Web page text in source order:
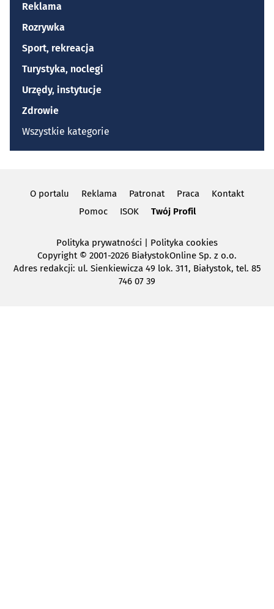
Reklama
Rozrywka
Sport, rekreacja
Turystyka, noclegi
Urzędy, instytucje
Zdrowie
Wszystkie kategorie
O portalu Reklama Patronat Praca
Kontakt
Pomoc
ISOK Twój Profil
Polityka prywatności
Polityka cookies
Copyright© 2001-2026 BiałystokOnline Sp. z o.o.
Adres redakcji: ul. Sienkiewicza 49 lok. 311, Białystok, tel. 85
746 07 39